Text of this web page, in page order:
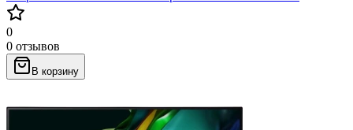
0
0 отзывов
В корзину